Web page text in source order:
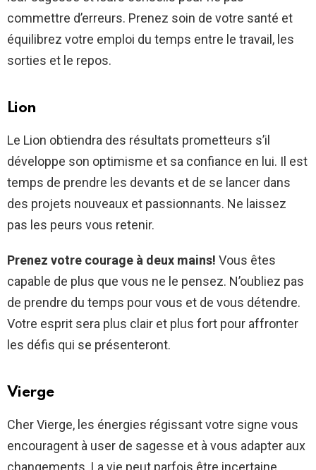
commettre d’erreurs. Prenez soin de votre santé et
équilibrez votre emploi du temps entre le travail, les
sorties et le repos.
Lion
Le Lion obtiendra des résultats prometteurs s’il
développe son optimisme et sa confiance en lui. Il est
temps de prendre les devants et de se lancer dans
des projets nouveaux et passionnants. Ne laissez
pas les peurs vous retenir.
Prenez votre courage à deux mains! Vous êtes
capable de plus que vous ne le pensez. N’oubliez pas
de prendre du temps pour vous et de vous détendre.
Votre esprit sera plus clair et plus fort pour affronter
les défis qui se présenteront.
Vierge
Cher Vierge, les énergies régissant votre signe vous
encouragent à user de sagesse et à vous adapter aux
changements. La vie peut parfois être incertaine,